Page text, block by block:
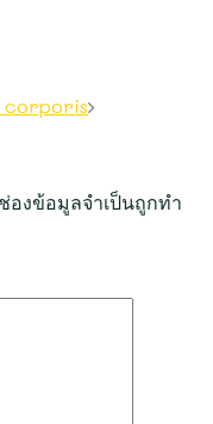
corporis
ช่องข้อมูลจำเป็นถูกทำ